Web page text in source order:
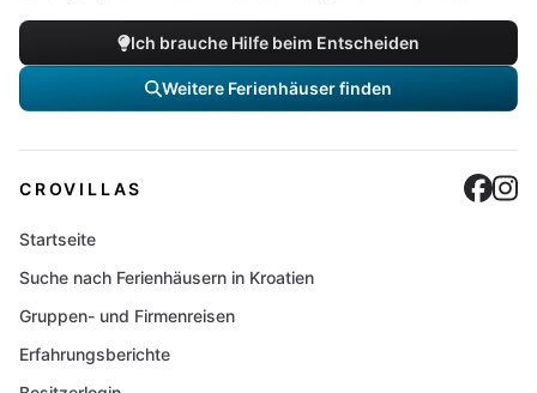
Ich brauche Hilfe beim Entscheiden
Weitere Ferienhäuser finden
CROVILLAS
Startseite
Suche nach Ferienhäusern in Kroatien
Gruppen- und Firmenreisen
Erfahrungsberichte